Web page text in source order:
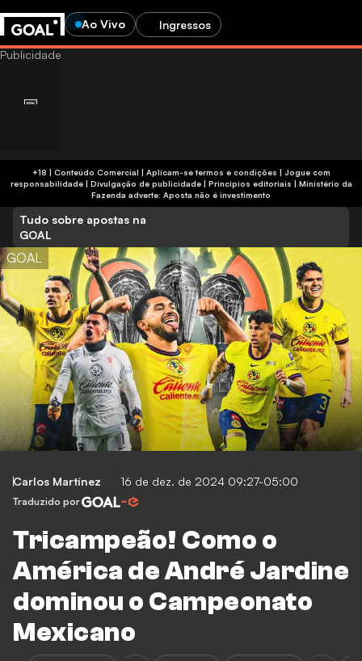
Ao Vivo Ingressos
+18 | Conteúdo Comercial | Aplicam-se termos e condições | Jogue com
responsabilidade| Divulgação de publicidade| Princípios editoriais | Ministério da
Fazenda adverte: Aposta não é investimento
Tudo sobre apostas na
GOAL
GOAL
Carlos Martínez 16 de dez. de 2024 09:27-05:00
Traduzido por
Tricampeão! Como o
América de André Jardine
dominou o Campeonato
Mexicano